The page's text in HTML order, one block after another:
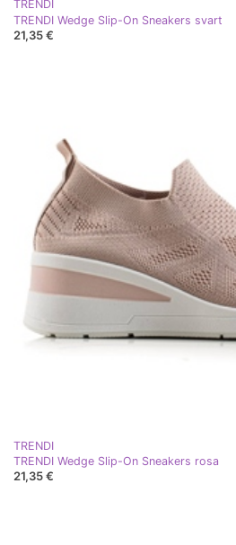
TRENDI
TRENDI Wedge Slip-On Sneakers svart
21,35 €
TRENDI
TRENDI Wedge Slip-On Sneakers rosa
21,35 €